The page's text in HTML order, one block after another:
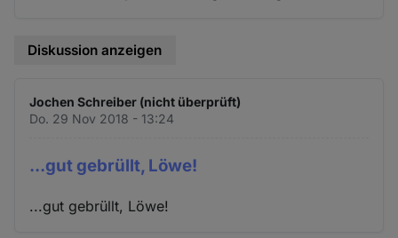
Diskussion anzeigen
Jochen Schreiber (nicht überprüft)
Do. 29 Nov 2018 - 13:24
...gut gebrüllt, Löwe!
...gut gebrüllt, Löwe!